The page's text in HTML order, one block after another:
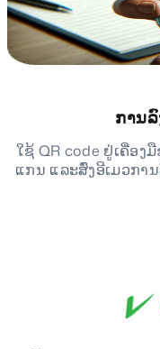
ການ
ໃຊ້ QR code ຢູ່ເຄື່ອງ
ແກນ ແລະສົ່ງອີເມວກາ